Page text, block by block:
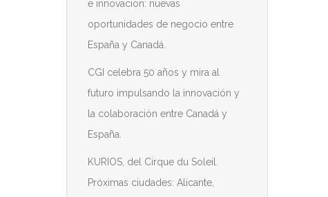
e innovación: nuevas
oportunidades de negocio entre
España y Canadá.
CGI celebra 50 años y mira al
futuro impulsando la innovación y
la colaboración entre Canadá y
España.
KURIOS, del Cirque du Soleil.
Próximas ciudades: Alicante,